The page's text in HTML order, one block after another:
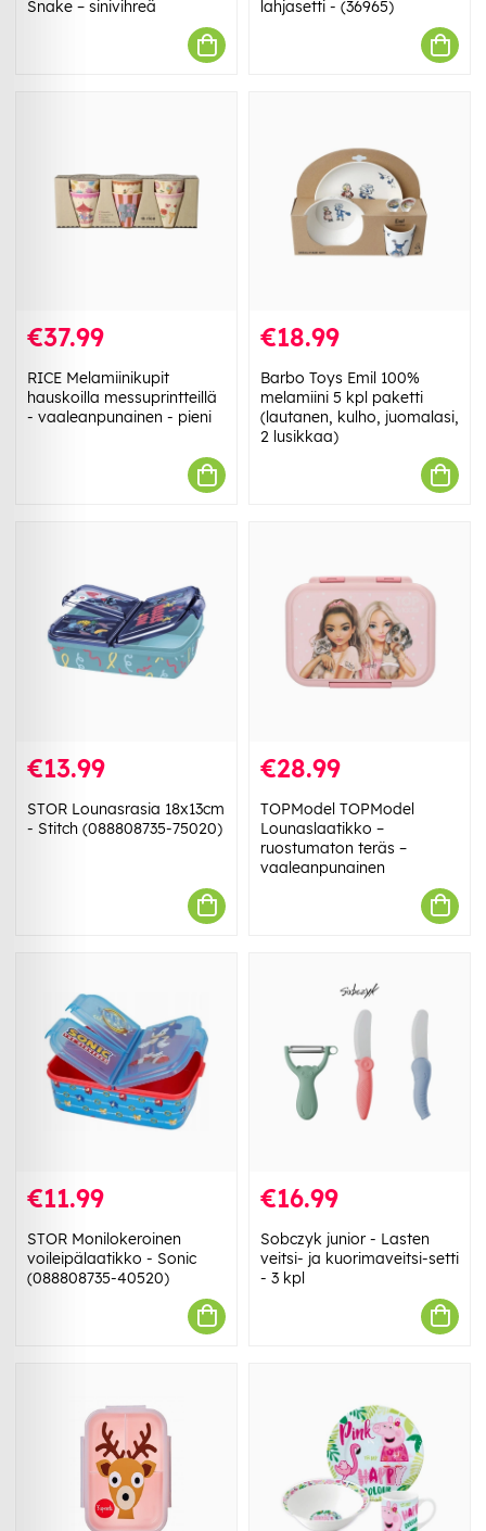
Snake – sinivihreä
lahjasetti - (36965)
€37.99
RICE Melamiinikupit
hauskoilla messuprintteillä
- vaaleanpunainen - pieni
€18.99
Barbo Toys Emil 100%
melamiini 5 kpl paketti
(lautanen, kulho, juomalasi,
2 lusikkaa)
€13.99
STOR Lounasrasia 18x13cm
- Stitch (088808735-75020)
€28.99
TOPModel TOPModel
Lounaslaatikko –
ruostumaton teräs –
vaaleanpunainen
€11.99
STOR Monilokeroinen
voileipälaatikko - Sonic
(088808735-40520)
€16.99
Sobczyk junior - Lasten
veitsi- ja kuorimaveitsi-setti
- 3 kpl